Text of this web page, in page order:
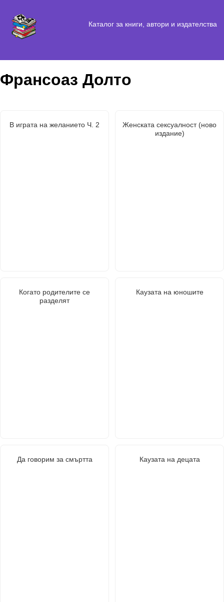
Каталог за книги, автори и издателства
Франсоаз Долто
В играта на желанието Ч. 2
Женската сексуалност (ново
издание)
Когато родителите се
разделят
Каузата на юношите
Да говорим за смъртта Каузата на децата